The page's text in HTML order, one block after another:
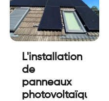
L'installation
de
panneaux
photovoltaïques